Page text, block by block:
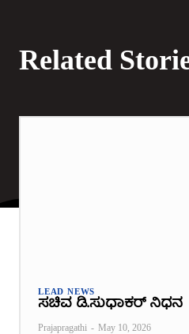
Related
LEAD NEWS
ಸಚಿವ ಡಿ.ಸುಧಾಕರ್ ನಿಧನ
Prajapragathi - May 10, 2026